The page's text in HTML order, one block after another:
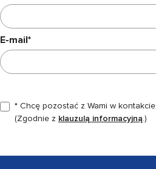
E-mail*
* Chcę pozostać z Wami w
(Zgodnie z klauzulą informacyjną.)